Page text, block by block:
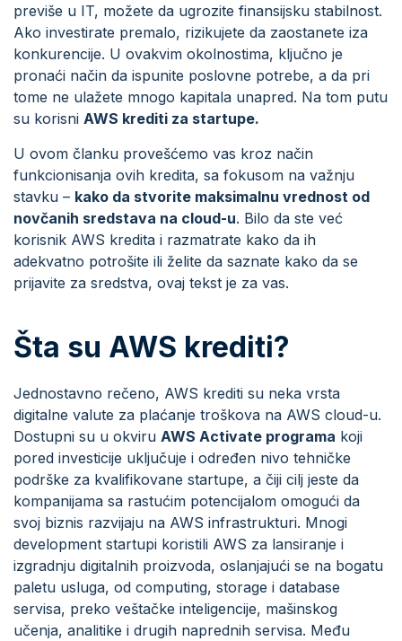
previše u IT, možete da ugrozite finansijsku stabilnost.
Ako investirate premalo, rizikujete da zaostanete iza
konkurencije. U ovakvim okolnostima, ključno je
pronaći način da ispunite poslovne potrebe, a da pri
tome ne ulažete mnogo kapitala unapred. Na tom putu
su korisni AWS krediti za startupe.
U ovom članku provešćemo vas kroz način
funkcionisanja ovih kredita, sa fokusom na važnju
stavku – kako da stvorite maksimalnu vrednost od
novčanih sredstava na cloud-u. Bilo da ste već
korisnik AWS kredita i razmatrate kako da ih
adekvatno potrošite ili želite da saznate kako da se
prijavite za sredstva, ovaj tekst je za vas.
Šta su AWS krediti?
Jednostavno rečeno, AWS krediti su neka vrsta
digitalne valute za plaćanje troškova na AWS cloud-u.
Dostupni su u okviru AWS Activate programa koji
pored investicije uključuje i određen nivo tehničke
podrške za kvalifikovane startupe, a čiji cilj jeste da
kompanijama sa rastućim potencijalom omogući da
svoj biznis razvijaju na AWS infrastrukturi. Mnogi
development startupi koristili AWS za lansiranje i
izgradnju digitalnih proizvoda, oslanjajući se na bogatu
paletu usluga, od computing, storage i database
servisa, preko veštačke inteligencije, mašinskog
učenja, analitike i drugih naprednih servisa. Među